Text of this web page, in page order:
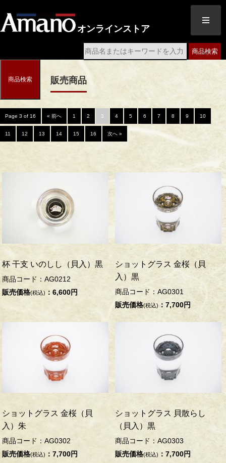
商品検索
オンラインストア
商品検索 販売商品
Page 3 of 16 « 前へ 1 2 3 4 5 6 7 8 9 10
11 12 13 14 15 16 次へ »
杯 干支 いのしし（貝入）黒
商品コード：AG0212
販売価格(税込) ：6,600円
ショットグラス 金桜（貝
入）黒
商品コード：AG0301
販売価格(税込) ：7,700円
ショットグラス 金桜（貝
入）朱
商品コード：AG0302
販売価格(税込) ：7,700円
ショットグラス 貝散らし
（貝入）黒
商品コード：AG0303
販売価格(税込) ：7,700円